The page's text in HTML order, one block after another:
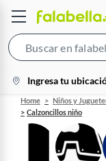
location-
icon
Ingresa tu
Home Niños y
Calzoncillos niño